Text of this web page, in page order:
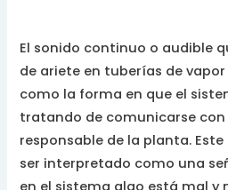
El sonido continuo o audible
de ariete en tuberías de
como la forma en que el
tratando de comunicarse con
responsable de la planta.
ser interpretado como una
en el sistema algo está mal y